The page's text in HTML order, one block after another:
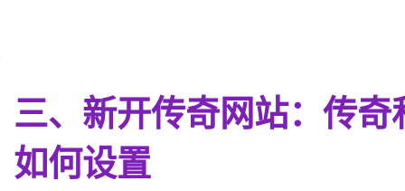
三、新开传奇网站：传
如何设置